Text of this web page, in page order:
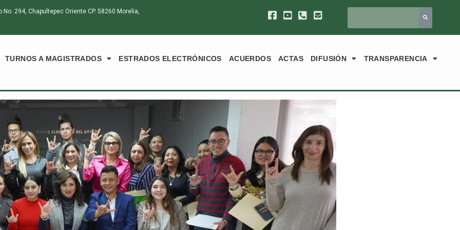
294, Chapultepec Oriente CP. 58260 Morelia,
TURNOS A MAGISTRADOS ESTRADOS ELECTRÓNICOS ACUERDOS ACTAS DIFUSIÓN TRANSPARENCIA